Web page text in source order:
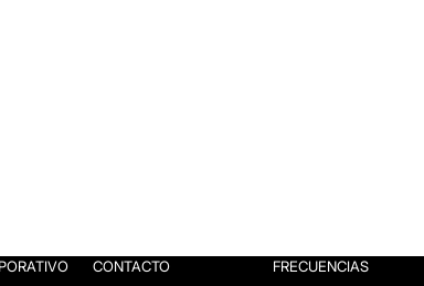
CONTACTO FRECUENCIAS